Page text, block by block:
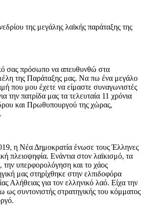
της μεγάλης λαϊκής παράταξης της
σας πρόσωπο να απευθυνθώ στα
μέλη της Παράταξης μας. Να πω ένα μεγάλο
που μου έχετε να είμαστε συναγωνιστές
την πατρίδα μας τα τελευταία 11 χρόνια
και Πρωθυπουργού της χώρας,
η Νέα Δημοκρατία ένωσε τους Έλληνες
πλειοψηφία. Ενάντια στον λαϊκισμό, τα
υπερφορολόγηση και το χάος
μας στηρίχθηκε στην ελπιδοφόρα
Αλήθειας για τον ελληνικό λαό. Είχα την
ως συντονιστής στρατηγικής του κόμματος